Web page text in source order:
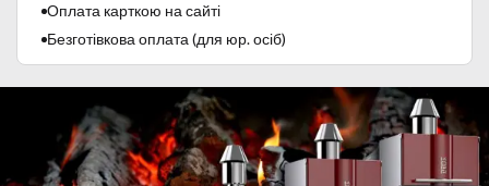
Оплата карткою на сайті
Безготівкова оплата (для юр. осіб)